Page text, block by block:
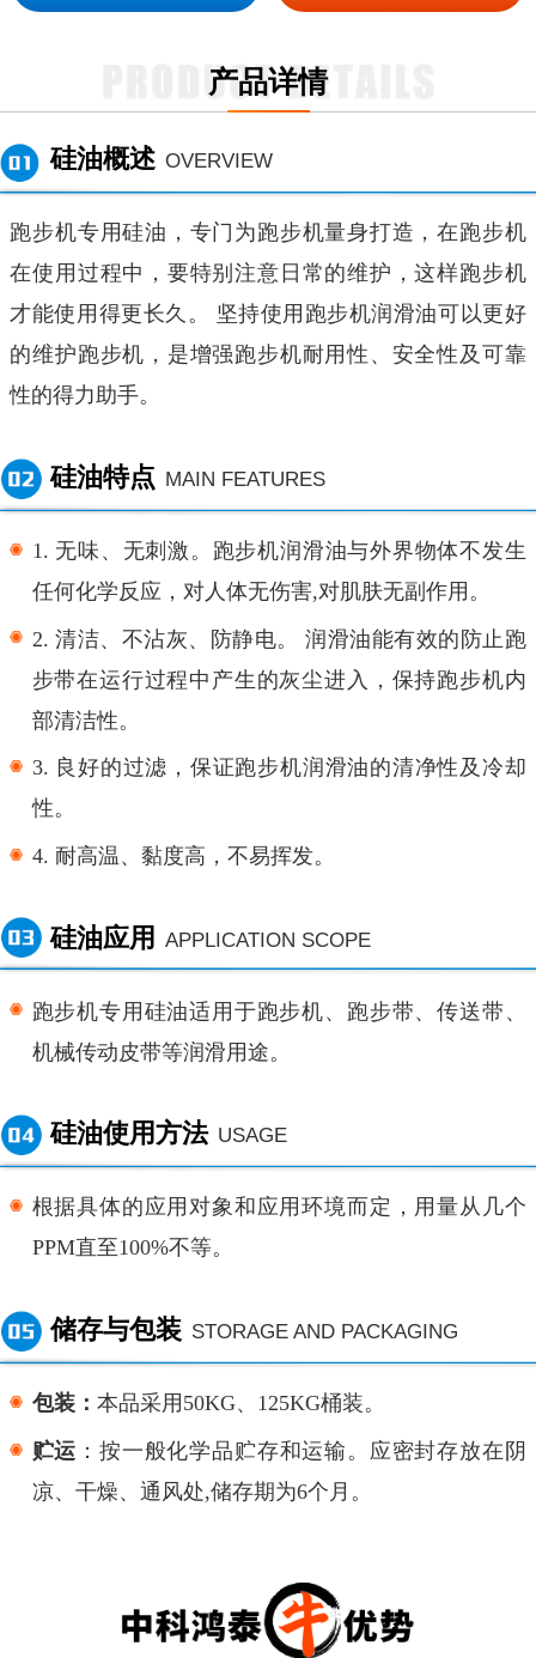
产品详情
硅油概述 OVERVIEW
跑步机专用硅油，专门为跑步机量身打造，在跑步机
在使用过程中，要特别注意日常的维护，这样跑步机
才能使用得更长久。
坚持使用跑步机润滑油可以更好
的维护跑步机，是增强跑步机耐用性、安全性及可靠
性的得力助手。
硅油特点 MAIN FEATURES
1. 无味、无刺激。跑步机润滑油与外界物体不发生
任何化学反应，对人体无伤害,对肌肤无副作用。
2.清洁、不沾灰、防静电。
润滑油能有效的防止跑
步带在运行过程中产生的灰尘进入，保持跑步机内
部清洁性。
3. 良好的过滤，保证跑步机润滑油的清净性及冷却
性。
4. 耐高温、黏度高，不易挥发。
硅油应用 APPLICATION SCOPE
跑步机专用硅油适用于跑步机、跑步带、传送带、
机械传动皮带等润滑用途。
硅油使用方法 USAGE
根据具体的应用对象和应用环境而定，用量从几个
PPM直至100%不等。
储存与包装 STORAGE AND PACKAGING
包装： 本品采用 50KG、125KG桶装。
贮运 ：按一般化学品贮存和运输。应密封存放在阴
凉、干燥、通风处,储存期为6个月。